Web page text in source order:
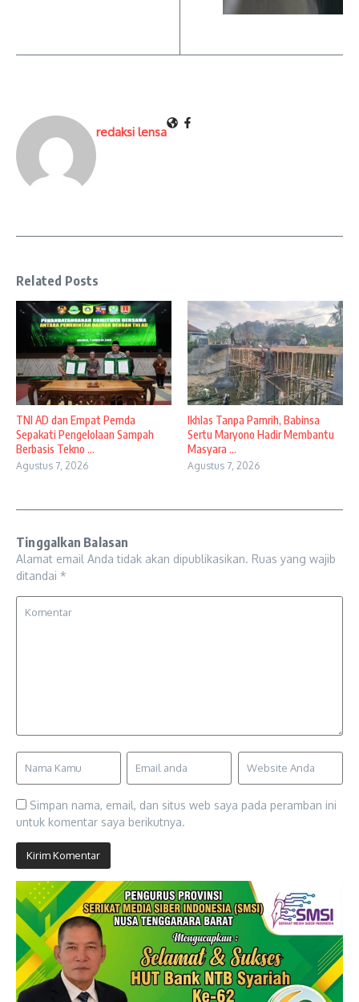
redaksi lensa
Related Posts
TNI AD dan Empat Pemda
Sepakati Pengelolaan Sampah
Berbasis Tekno ...
Agustus 7, 2026
Ikhlas Tanpa Pamrih, Babinsa
Sertu Maryono Hadir Membantu
Masyara ...
Agustus 7, 2026
Tinggalkan Balasan
Alamat email Anda tidak akan dipublikasikan. Ruas yang wajib
ditandai *
Simpan nama, email, dan situs web saya pada peramban ini
untuk komentar saya berikutnya.